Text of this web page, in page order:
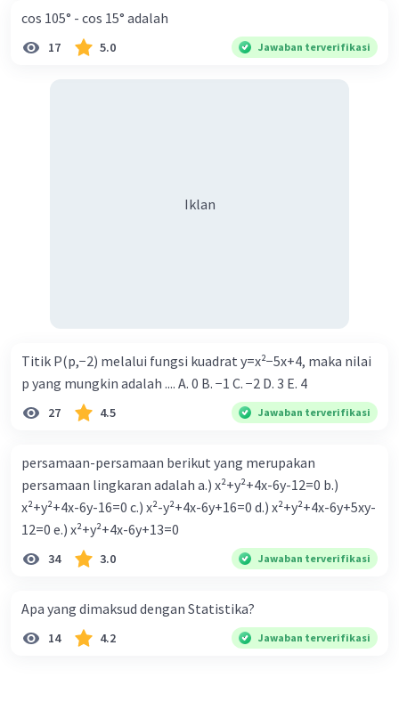
cos 105° - cos 15° adalah
17 5.0 Jawaban terverifikasi
Iklan
Titik P(p,−2) melalui fungsi kuadrat y=x²−5x+4, maka nilai
p yang mungkin adalah .... A. 0 B. −1 C. −2 D. 3 E. 4
27 4.5 Jawaban terverifikasi
persamaan-persamaan berikut yang merupakan
persamaan lingkaran adalah a.) x²+y²+4x-6y-12=0 b.)
x²+y²+4x-6y-16=0 c.) x²-y²+4x-6y+16=0 d.) x²+y²+4x-6y+5xy-
12=0 e.) x²+y²+4x-6y+13=0
34 3.0 Jawaban terverifikasi
Apa yang dimaksud dengan Statistika?
14 4.2 Jawaban terverifikasi